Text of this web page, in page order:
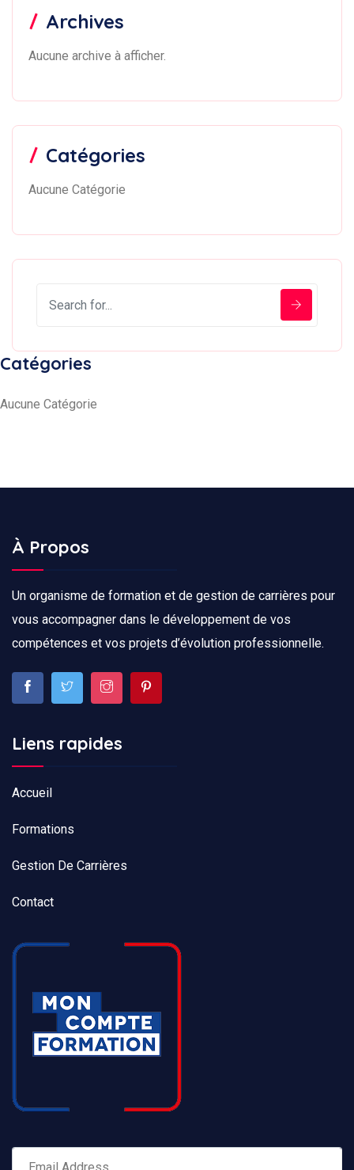
Archives
Aucune archive à afficher.
Catégories
Aucune Catégorie
Catégories
Aucune Catégorie
À Propos
Un organisme de formation et de gestion de carrières pour
vous accompagner dans le développement de vos
compétences et vos projets d’évolution professionnelle.
Liens rapides
Accueil
Formations
Gestion De Carrières
Contact